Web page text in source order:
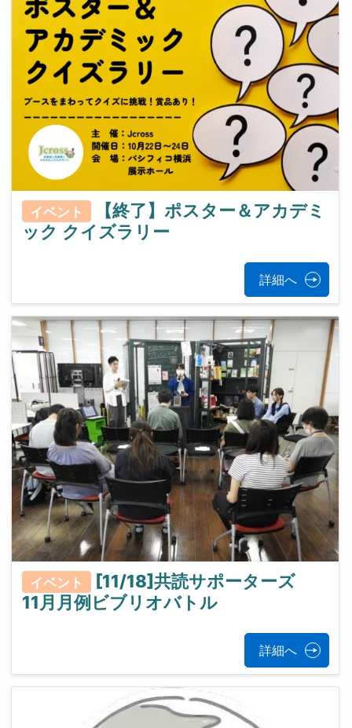
イベント
【終了】ポスター＆アカデミ
ック クイズラリー
詳細へ
イベント
[11/18]共読サポーターズ
11月月例ビブリオバトル
詳細へ